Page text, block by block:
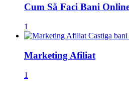
Cum Să Faci Bani
1
Marketing Afiliat
1